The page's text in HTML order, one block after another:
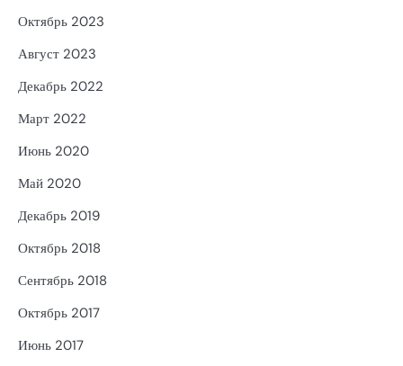
Октябрь 2023
Август 2023
Декабрь 2022
Март 2022
Июнь 2020
Май 2020
Декабрь 2019
Октябрь 2018
Сентябрь 2018
Октябрь 2017
Июнь 2017